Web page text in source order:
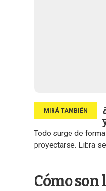
Todo surge de
proyectarse. Libra
Cómo son